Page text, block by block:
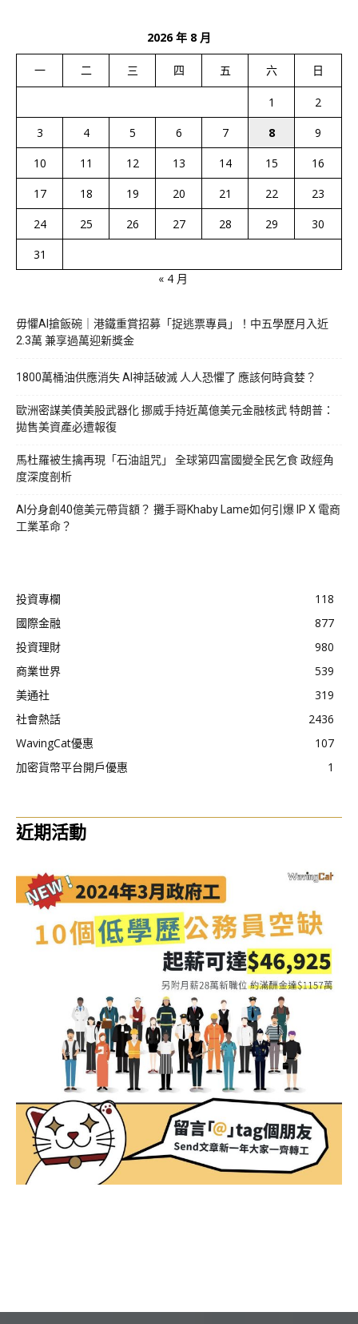
2026 年 8 月
一 二 三 四 五 六 日
1
2
3
4 5 6 7 8
9
10
11 12 13 14 15
16
17
18 19 20 21 22
23
24
25 26 27 28 29
30
31
« 4 月
毋懼AI搶飯碗｜港鐵重賞招募「捉逃票專員」！中五學歷月入近
2.3萬 兼享過萬迎新獎金
1800萬桶油供應消失 AI神話破滅 人人恐懼了 應該何時貪婪？
歐洲密謀美債美股武器化 挪威手持近萬億美元金融核武 特朗普：
拋售美資產必遭報復
馬杜羅被生擒再現「石油詛咒」 全球第四富國變全民乞食 政經角
度深度剖析
AI分身創40億美元帶貨額？ 攤手哥Khaby Lame如何引爆 IP X 電商
工業革命？
投資專欄
118
國際金融
877
投資理財
980
商業世界
539
美通社
319
社會熱話
2436
WavingCat優惠
107
加密貨幣平台開戶優惠
1
近期活動